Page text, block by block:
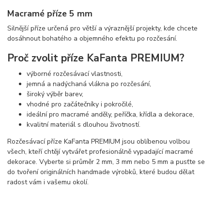
Macramé příze 5 mm
Silnější příze určená pro větší a výraznější projekty, kde chcete
dosáhnout bohatého a objemného efektu po rozčesání.
Proč zvolit příze KaFanta PREMIUM?
výborné rozčesávací vlastnosti,
jemná a nadýchaná vlákna po rozčesání,
široký výběr barev,
vhodné pro začátečníky i pokročilé,
ideální pro macramé anděly, peříčka, křídla a dekorace,
kvalitní materiál s dlouhou životností.
Rozčesávací příze KaFanta PREMIUM jsou oblíbenou volbou
všech, kteří chtějí vytvářet profesionálně vypadající macramé
dekorace. Vyberte si průměr 2 mm, 3 mm nebo 5 mm a pusťte se
do tvoření originálních handmade výrobků, které budou dělat
radost vám i vašemu okolí.